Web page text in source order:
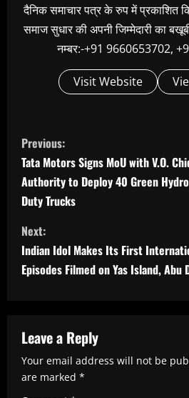
दैनिक समाचार पत्र के रुप में प्रकाशित
समाज सुधार की अपनी जिम्मेदारी का
नम्बर:-+91 9660653702,
Visit Website
C
o
n
t
i
n
u
R
e
a
Previous:
Tata Motors Signs MoU with V.O.
Authority to Deploy 40 Green
Duty Trucks
Next:
Indian Idol Makes Its First
Episodes Filmed on Yas Island, Abu
Leave a Reply
Your email address will not be
are marked *